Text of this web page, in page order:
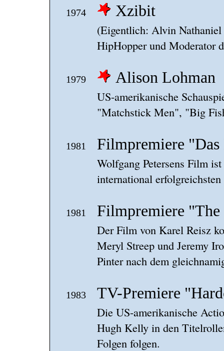
1974 Xzibit
(Eigentlich: Alvin
HipHopper und Moderator
1979 Alison Lohman
US-amerikanische
"Matchstick Men", "Big
1981 Filmpremiere
Wolfgang Petersens Film
international
1981 Filmpremiere "The
Der Film von Karel Reisz
Meryl Streep und Jeremy
Pinter nach dem
1983 TV-Premiere
Die US-amerikanische
Hugh Kelly in den
Folgen folgen.